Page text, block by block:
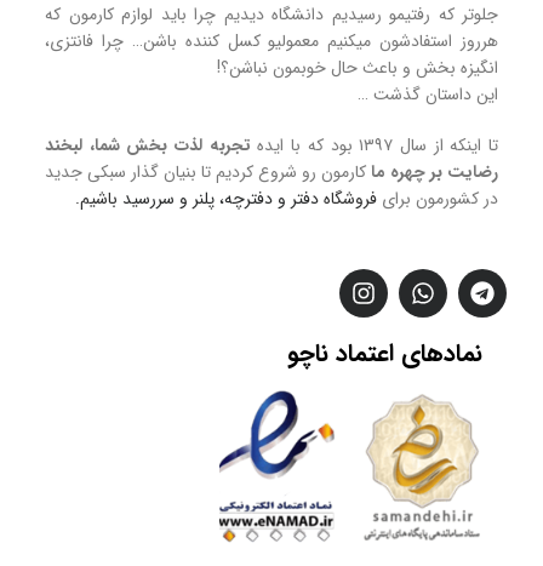
جلوتر که رفتیمو رسیدیم دانشگاه دیدیم چرا باید لوازم کارمون که
هرروز استفادشون میکنیم معمولیو کسل کننده باشن… چرا فانتزی،
انگیزه بخش و باعث حال خوبمون نباشن؟!
این داستان گذشت …
تا اینکه از سال ۱۳۹۷ بود که با ایده
تجربه لذت بخش شما، لبخند
رضایت بر چهره ما کارمون رو شروع کردیم تا بنیان گذار سبکی جدید
در کشورمون برای فروشگاهدفتر و دفترچه، پلنر و سررسید باشیم.
نمادهای اعتمادناچو